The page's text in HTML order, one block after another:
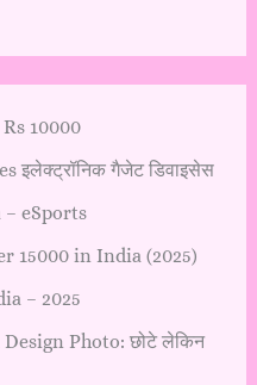
10000
इलेक्ट्रॉनिक गैजेट डिवाइसेस
eSports
15000 in India (2025)
– 2025
Photo: छोटे लेकिन